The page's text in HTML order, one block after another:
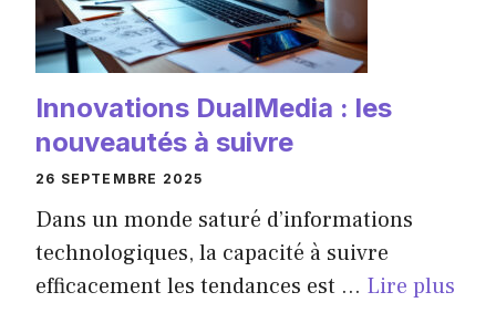
Innovations DualMedia : les
nouveautés à suivre
26 SEPTEMBRE 2025
Dans un monde saturé d’informations
technologiques, la capacité à suivre
efficacement les tendances est ... Lire plus